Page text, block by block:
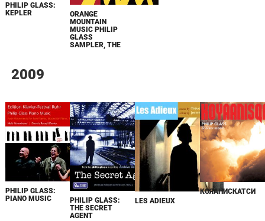
PHILIP GLASS:
KEPLER
ORANGE
MOUNTAIN
MUSIC PHILIP
GLASS
SAMPLER, THE
2009
PHILIP GLASS:
PIANO MUSIC
PHILIP GLASS:
THE SECRET
AGENT
LES ADIEUX
КОЯАНИСКАТСИ